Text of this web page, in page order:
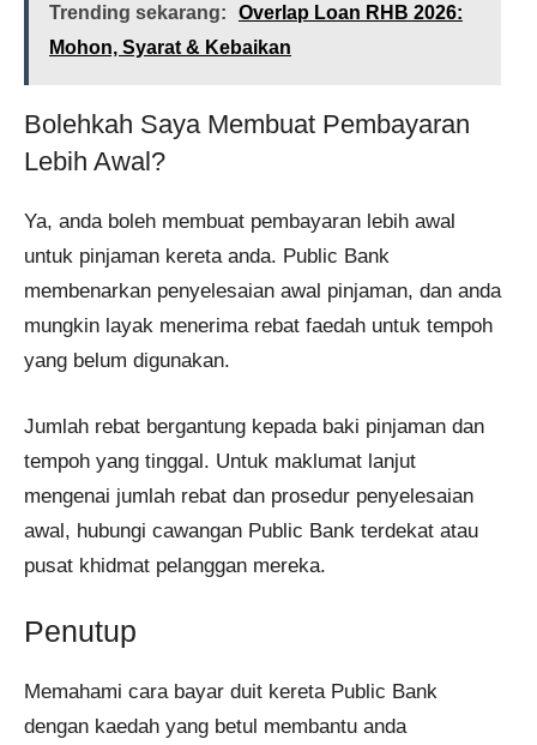
Trending sekarang:
Overlap Loan RHB 2026:
Mohon, Syarat & Kebaikan
Bolehkah Saya Membuat Pembayaran
Lebih Awal?
Ya, anda boleh membuat pembayaran lebih awal
untuk pinjaman kereta anda. Public Bank
membenarkan penyelesaian awal pinjaman, dan anda
mungkin layak menerima rebat faedah untuk tempoh
yang belum digunakan.
Jumlah rebat bergantung kepada baki pinjaman dan
tempoh yang tinggal. Untuk maklumat lanjut
mengenai jumlah rebat dan prosedur penyelesaian
awal, hubungi cawangan Public Bank terdekat atau
pusat khidmat pelanggan mereka.
Penutup
Memahami cara bayar duit kereta Public Bank
dengan kaedah yang betul membantu anda